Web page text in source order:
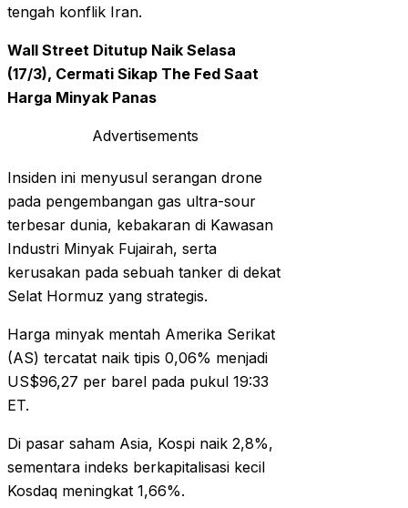
tengah konflik Iran.
Wall Street Ditutup Naik Selasa
(17/3), Cermati Sikap The Fed Saat
Harga Minyak Panas
Advertisements
Insiden ini menyusul serangan drone
pada pengembangan gas ultra-sour
terbesar dunia, kebakaran di Kawasan
Industri Minyak Fujairah, serta
kerusakan pada sebuah tanker di dekat
Selat Hormuz yang strategis.
Harga minyak mentah Amerika Serikat
(AS) tercatat naik tipis 0,06% menjadi
US$96,27 per barel pada pukul 19:33
ET.
Di pasar saham Asia, Kospi naik 2,8%,
sementara indeks berkapitalisasi kecil
Kosdaq meningkat 1,66%.